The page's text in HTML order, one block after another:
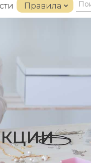
Правила